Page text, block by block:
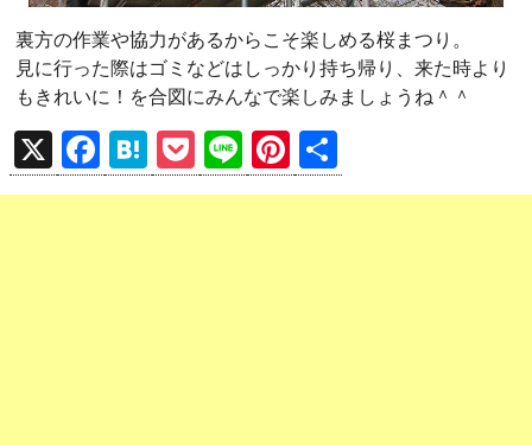
裏方の作業や協力があるからこそ楽しめる桜まつり。
見に行った際はゴミなどはしっかり持ち帰り、来た時より
もきれいに！を合図にみんなで楽しみましょうね＾＾
X
F
a
H
at
P
o
Li
n
Pi
nt 有